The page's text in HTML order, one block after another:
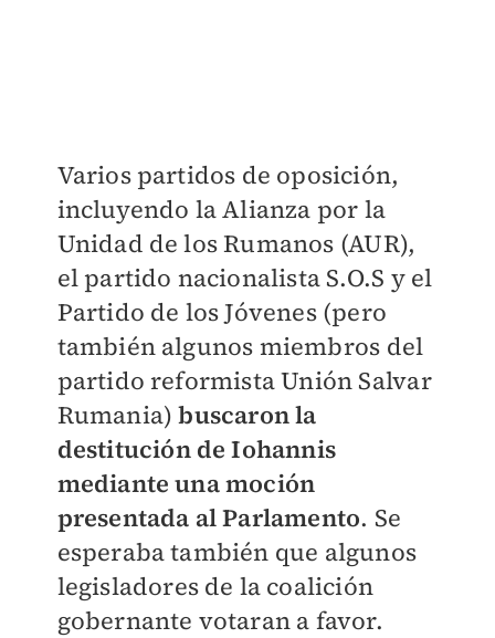
Varios partidos de oposición,
incluyendo la Alianza por la
Unidad de los Rumanos (AUR),
el partido nacionalista S.O.S y el
Partido de los Jóvenes (pero
también algunos miembros del
partido reformista Unión Salvar
Rumania)buscaron la
destitución de Iohannis
mediante una moción
presentada al Parlamento. Se
esperaba también que algunos
legisladores de la coalición
gobernante votaran a favor.